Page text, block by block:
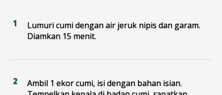
Lumuri cumi dengan air jeruk nipis dan garam.
Diamkan 15 menit.
Ambil 1 ekor cumi, isi dengan bahan isian.